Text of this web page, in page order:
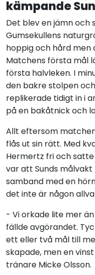
kämpande
Det blev en jämn och
Gumsekullens
hoppig och hård men
Matchens första mål
första halvleken. I
den bakre stolpen
replikerade tidigt in i
på en bakåtnick och
Allt eftersom
flås ut sin rätt. Med
Hermertz fri och
var att Sunds målvakt
samband med en
det inte är någon
- Vi orkade lite mer
fällde avgörandet.
ett eller två mål till
skapade, men en
tränare Micke Olsson.